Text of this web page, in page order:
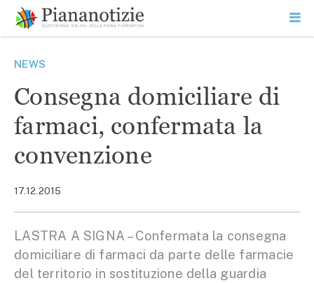
contenuto
SEARCH
NEWS
Consegna domiciliare di
farmaci, confermata la
convenzione
17.12.2015
LASTRA A SIGNA – Confermata la consegna
domiciliare di farmaci da parte delle farmacie
del territorio in sostituzione della guardia